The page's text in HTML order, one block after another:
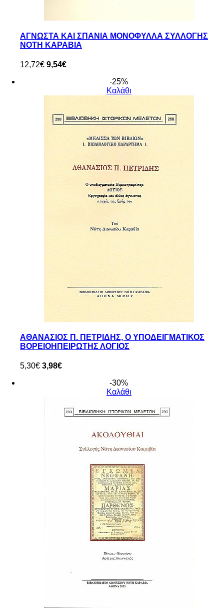
ΑΓΝΩΣΤΑ ΚΑΙ ΣΠΑΝΙΑ ΜΟΝΟΦΥΛΛΑ ΣΥΛΛΟΓΗΣ
ΝΟΤΗ ΚΑΡΑΒΙΑ
12,72€ 9,54€
-25%
Καλάθι
ΑΘΑΝΑΣΙΟΣ Π. ΠΕΤΡΙΔΗΣ, Ο ΥΠΟΔΕΙΓΜΑΤΙΚΟΣ
ΒΟΡΕΙΟΗΠΕΙΡΩΤΗΣ ΛΟΓΙΟΣ
5,30€ 3,98€
-30%
Καλάθι